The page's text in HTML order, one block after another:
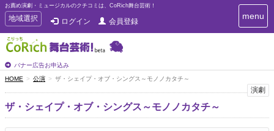
お薦め演劇・ミュージカルのクチコミは、CoRich舞台芸術！
T
o
g
g
e
n
a
v
i
地域選択 ログイン 会員登録
バナー広告お申込み
T
o
i
menu
HOME 公演 ザ・シェイプ・オブ・シングス～モノノカタチ～
演劇
ザ・シェイプ・オブ・シングス～モノノカタチ～